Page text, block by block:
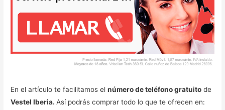
En el artículo te facilitamos elnúmero de teléfono gratuito de
Vestel Iberia.Así podrás comprar todo lo que te ofrecen en: